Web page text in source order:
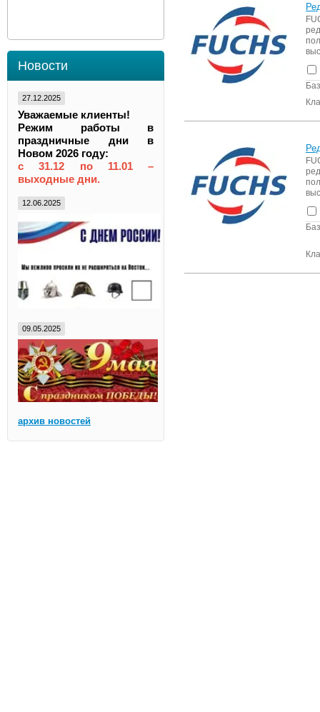
Новости
27.12.2025
Уважаемые клиенты!
Режим работы в
праздничные дни в
Новом 2026 году:
с 31.12 по 11.01 –
выходные дни.
12.06.2025
09.05.2025
архив новостей